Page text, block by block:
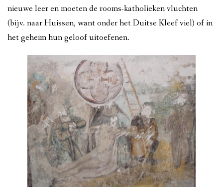
nieuwe leer en moeten de rooms-katholieken vluchten
(bijv. naar Huissen, want onder het Duitse Kleef viel) of in
het geheim hun geloof uitoefenen.